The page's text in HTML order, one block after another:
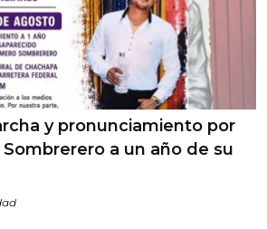
y pronunciamiento por
a un año de su